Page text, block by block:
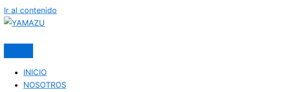
Ir al contenido
INICIO
NOSOTROS